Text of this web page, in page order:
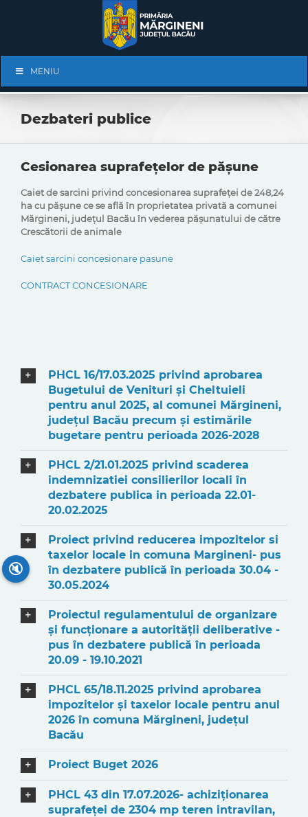
Navigation
MENIU
Dezbateri publice
Cesionarea suprafețelor de pășune
Caiet de sarcini privind concesionarea suprafeței de 248,24
ha cu pășune ce se află în proprietatea privată a comunei
Mărgineni, județul Bacău în vederea pășunatului de către
Crescătorii de animale
Caiet sarcini concesionare pasune
CONTRACT CONCESIONARE
PHCL 16/17.03.2025 privind aprobarea
Bugetului de Venituri și Cheltuieli
pentru anul 2025, al comunei Mărgineni,
județul Bacău precum și estimările
bugetare pentru perioada 2026-2028
PHCL 2/21.01.2025 privind scaderea
indemnizatiei consilierilor locali în
dezbatere publica in perioada 22.01-
20.02.2025
Proiect privind reducerea impozitelor si
taxelor locale in comuna Margineni- pus
în dezbatere publică în perioada 30.04 -
30.05.2024
Proiectul regulamentului de organizare
și funcționare a autorității deliberative -
pus în dezbatere publică în perioada
20.09 - 19.10.2021
PHCL 65/18.11.2025 privind aprobarea
impozitelor și taxelor locale pentru anul
2026 în comuna Mărgineni, județul
Bacău
Proiect Buget 2026
PHCL 43 din 17.07.2026- achiziționarea
suprafeței de 2304 mp teren intravilan,
🔇